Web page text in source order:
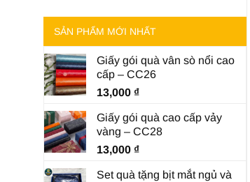
SẢN PHẨM MỚI NHẤT
Giấy gói quà vân sò nổi cao
cấp – CC26
13,000 ₫
Giấy gói quà cao cấp vảy
vàng – CC28
13,000 ₫
Set quà tặng bịt mắt ngủ và